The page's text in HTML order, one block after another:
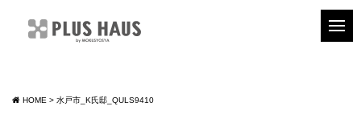
HOME > 水戸市_K氏邸_QULS9410